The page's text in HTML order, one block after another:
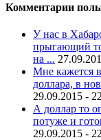
Комментарии
У нас в
прыгающий
на ...
Мне кажется
доллара, в
29.09.2015 -
А доллар то
потуже и
29.09.2015 -